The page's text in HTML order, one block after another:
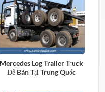
Mercedes Log Trailer Truck
Để Bán Tại Trung Quốc